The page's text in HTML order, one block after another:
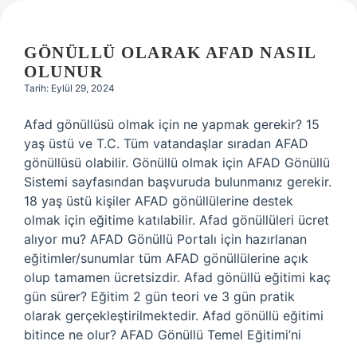
GÖNÜLLÜ OLARAK AFAD NASIL
OLUNUR
Tarih: Eylül 29, 2024
Afad gönüllüsü olmak için ne yapmak gerekir? 15
yaş üstü ve T.C. Tüm vatandaşlar sıradan AFAD
gönüllüsü olabilir. Gönüllü olmak için AFAD Gönüllü
Sistemi sayfasından başvuruda bulunmanız gerekir.
18 yaş üstü kişiler AFAD gönüllülerine destek
olmak için eğitime katılabilir. Afad gönüllüleri ücret
alıyor mu? AFAD Gönüllü Portalı için hazırlanan
eğitimler/sunumlar tüm AFAD gönüllülerine açık
olup tamamen ücretsizdir. Afad gönüllü eğitimi kaç
gün sürer? Eğitim 2 gün teori ve 3 gün pratik
olarak gerçekleştirilmektedir. Afad gönüllü eğitimi
bitince ne olur? AFAD Gönüllü Temel Eğitimi’ni